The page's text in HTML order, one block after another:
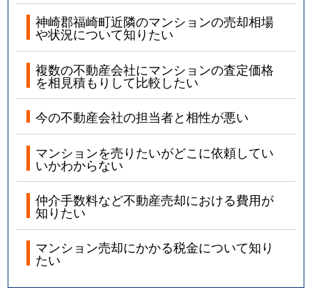
神崎郡福崎町近隣のマンションの売却相場
や状況について知りたい
複数の不動産会社にマンションの査定価格
を相見積もりして比較したい
今の不動産会社の担当者と相性が悪い
マンションを売りたいがどこに依頼してい
いかわからない
仲介手数料など不動産売却における費用が
知りたい
マンション売却にかかる税金について知り
たい